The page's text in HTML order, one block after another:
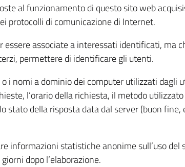
al funzionamento di questo sito web
protocolli di comunicazione di Internet.
associate a interessati identificati, ma
permettere di identificare gli utenti.
i nomi a dominio dei computer utilizzati
l’orario della richiesta, il metodo
stato della risposta data dal server (buon
informazioni statistiche anonime sull’uso
dopo l’elaborazione.